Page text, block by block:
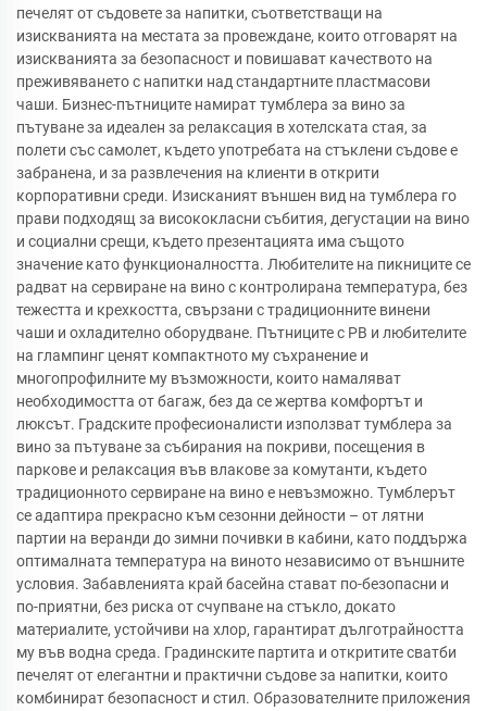
печелят от съдовете за напитки, съответстващи на
изискванията на местата за провеждане, които отговарят на
изискванията за безопасност и повишават качеството на
преживяването с напитки над стандартните пластмасови
чаши. Бизнес-пътниците намират тумблера за вино за
пътуване за идеален за релаксация в хотелската стая, за
полети със самолет, където употребата на стъклени съдове е
забранена, и за развлечения на клиенти в открити
корпоративни среди. Изисканият външен вид на тумблера го
прави подходящ за висококласни събития, дегустации на вино
и социални срещи, където презентацията има същото
значение като функционалността. Любителите на пикниците се
радват на сервиране на вино с контролирана температура, без
тежестта и крехкостта, свързани с традиционните винени
чаши и охладително оборудване. Пътниците с РВ и любителите
на глампинг ценят компактното му съхранение и
многопрофилните му възможности, които намаляват
необходимостта от багаж, без да се жертва комфортът и
люксът. Градските професионалисти използват тумблера за
вино за пътуване за събирания на покриви, посещения в
паркове и релаксация във влакове за комутанти, където
традиционното сервиране на вино е невъзможно. Тумблерът
се адаптира прекрасно към сезонни дейности – от лятни
партии на веранди до зимни почивки в кабини, като поддържа
оптималната температура на виното независимо от външните
условия. Забавленията край басейна стават по-безопасни и
по-приятни, без риска от счупване на стъкло, докато
материалите, устойчиви на хлор, гарантират дълготрайността
му във водна среда. Градинските партита и откритите сватби
печелят от елегантни и практични съдове за напитки, които
комбинират безопасност и стил. Образователните приложения